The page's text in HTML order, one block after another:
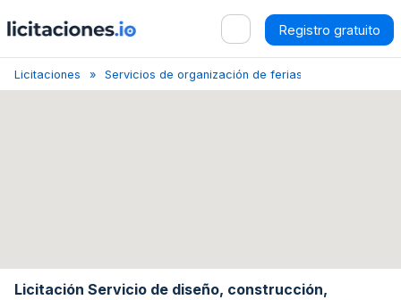
Registro gratuito
Licitaciones Servicios de organización de ferias y exposiciones
Licitación Servicio de diseño, construcción,